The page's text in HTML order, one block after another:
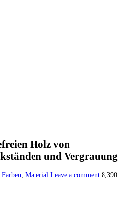
Holz von
und Vergrauung
Farben, Material Leave a comment 8,390